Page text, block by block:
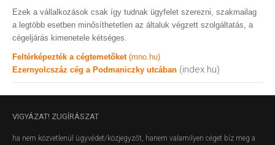
Ezek a vállalkozások csak így tudnak ügyfelet szerezni, szakmailag
a legtöbb esetben minősíthetetlen az általuk végzett szolgáltatás, a
cégeljárás kimenetele kétséges.
Feltérképezték a cégtemetőket (mno.hu)
Ezernyolcszáz cég a Podmaniczky utcában (index.hu)
VIGYÁZAT! ZUGÍRÁSZAT
ha nem közvetlenül ügyvédet/közjegyzőt, hanem valamilyen céget bíz meg a